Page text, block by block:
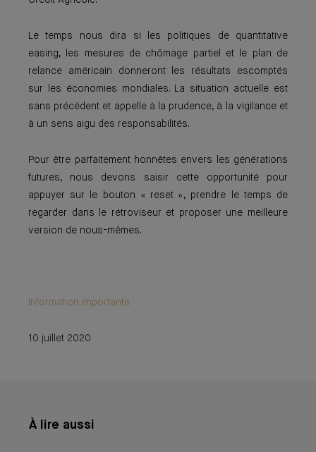
Le temps nous dira si les politiques de quantitative
easing, les mesures de chômage partiel et le plan de
relance américain donneront les résultats escomptés
sur les économies mondiales. La situation actuelle est
sans précédent et appelle à la prudence, à la vigilance et
à un sens aigu des responsabilités.
Pour être parfaitement honnêtes envers les générations
futures, nous devons saisir cette opportunité pour
appuyer sur le bouton « reset », prendre le temps de
regarder dans le rétroviseur et proposer une meilleure
version de nous-mêmes.
Information importante
10 juillet 2020
À lire aussi